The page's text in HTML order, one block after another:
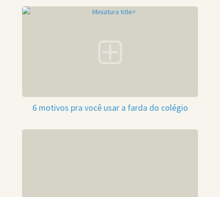
6 motivos pra você usar a farda do colégio